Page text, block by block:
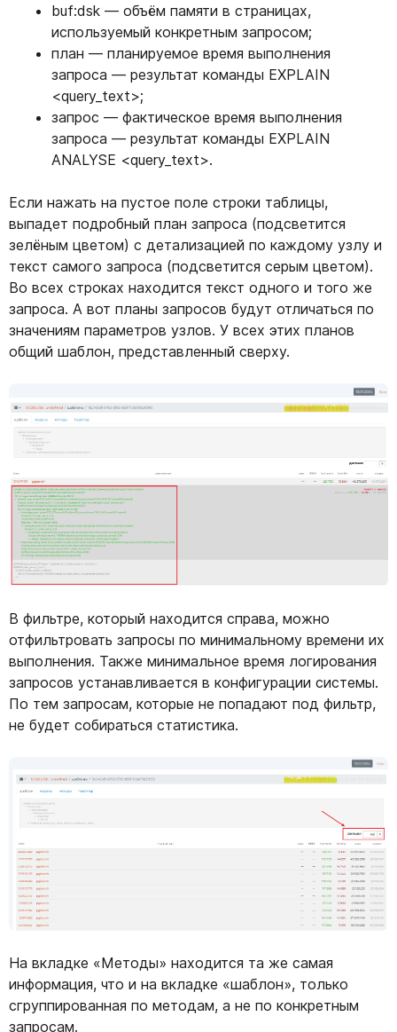
buf:dsk — объём памяти в страницах,
используемый конкретным запросом;
план — планируемое время выполнения
запроса — результат команды EXPLAIN
<query_text>;
запрос — фактическое время выполнения
запроса — результат команды EXPLAIN
ANALYSE <query_text>.
Если нажать на пустое поле строки таблицы,
выпадет подробный план запроса (подсветится
зелёным цветом) с детализацией по каждому узлу и
текст самого запроса (подсветится серым цветом).
Во всех строках находится текст одного и того же
запроса. А вот планы запросов будут отличаться по
значениям параметров узлов. У всех этих планов
общий шаблон, представленный сверху.
В фильтре, который находится справа, можно
отфильтровать запросы по минимальному времени их
выполнения. Также минимальное время логирования
запросов устанавливается в конфигурации системы.
По тем запросам, которые не попадают под фильтр,
не будет собираться статистика.
На вкладке «Методы» находится та же самая
информация, что и на вкладке «шаблон», только
сгруппированная по методам, а не по конкретным
запросам.